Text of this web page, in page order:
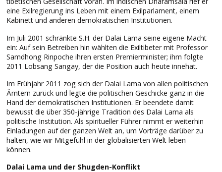
eine Exilregierung ins Leben mit einem Exilparlament, einem
Kabinett und anderen demokratischen Institutionen.
Im Juli 2001 schränkte S.H. der Dalai Lama seine eigene Macht
ein: Auf sein Betreiben hin wählten die Exiltibeter mit Professor
Samdhong Rinpoche ihren ersten Premierminister; ihm folgte
2011 Lobsang Sangay, der die Position auch heute innehat.
Im Frühjahr 2011 zog sich der Dalai Lama von allen politischen
Ämtern zurück und legte die politischen Geschicke ganz in die
Hand der demokratischen Institutionen. Er beendete damit
bewusst die über 350-jährige Tradition des Dalai Lama als
politische Institution. Als spiritueller Führer nimmt er weiterhin
Einladungen auf der ganzen Welt an, um Vorträge darüber zu
halten, wie wir Mitgefühl in der globalisierten Welt leben
können.
Dalai Lama und der Shugden-Konflikt